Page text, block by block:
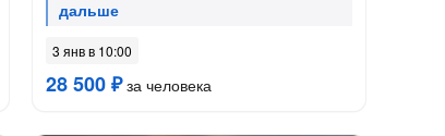
3 янв в 10:00
28 500 ₽за человека